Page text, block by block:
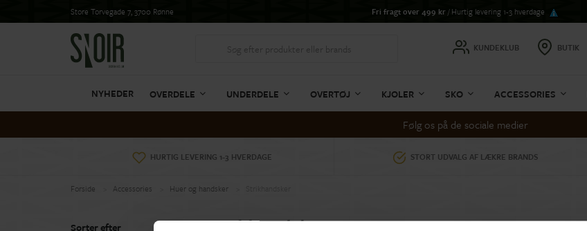
Store Torvegade 7, 3700 Rønne Fri fragt over 499 kr/ Hurtig levering 1-3 hverdage
KUNDEKLUB BUTIK
NYHEDER OVERDELE UNDERDELE OVERTØJ KJOLER SKO ACCESSORIES
Følg os på de sociale medier
HURTIG LEVERING 1-3 HVERDAGE STORT UDVALG AF LÆKRE BRANDS
Forside Accessories Huer og handsker
Sorter efter